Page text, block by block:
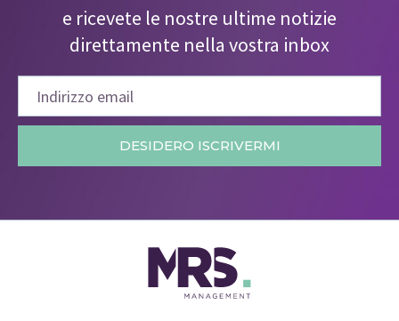
e ricevete le nostre ultime notizie
direttamente nella vostra inbox